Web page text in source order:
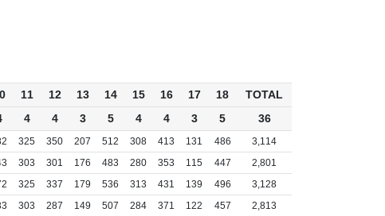
11 12 13 14 15 16 17 18
TOTAL
4 4 3 5 4 4 3 5 36
325 350 207 512 308 413 131 486
3,114
303 301 176 483 280 353 115 447
2,801
325 337 179 536 313 431 139 496
3,128
303 287 149 507 284 371 122 457 2,813